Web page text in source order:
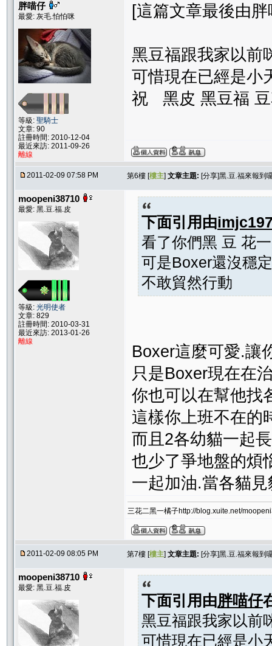
胖喵仔
最愛: 灰毛.怕怕咪
等級: 聖騎士
文章: 90
註冊時間: 2010-12-04
最近來訪: 2011-09-26
離線
[這篇文章最後由
黑豆福跟我家以前
可惜現在已經是小
祝 黑皮 黑豆福 豆
2011-02-09 07:58 PM 第6樓 [樓主] 文章主題: [分享]黑.豆.福來報到
moopeni38710
最愛: 黑.豆.福.皮
等級: 光明使者
文章: 829
註冊時間: 2010-03-31
最近來訪: 2013-01-26
離線
下面引用由
看了你們黑 豆 花
可是Boxer還沒穩
不敢貿然行動
Boxer這麼可愛.讓
只是Boxer現在在
你也可以在幫他找
這樣你上班不在的
而且2各幼貓一起
也少了爭地盤的煩
一起加油.當各貓
三花二黑一橘子http://blog.xuite.net/
2011-02-09 08:05 PM 第7樓 [樓主] 文章主題: [分享]黑.豆.福來報到
moopeni38710
最愛: 黑.豆.福.皮
下面引用由胖喵仔
黑豆福跟我家以前
可惜現在已經是